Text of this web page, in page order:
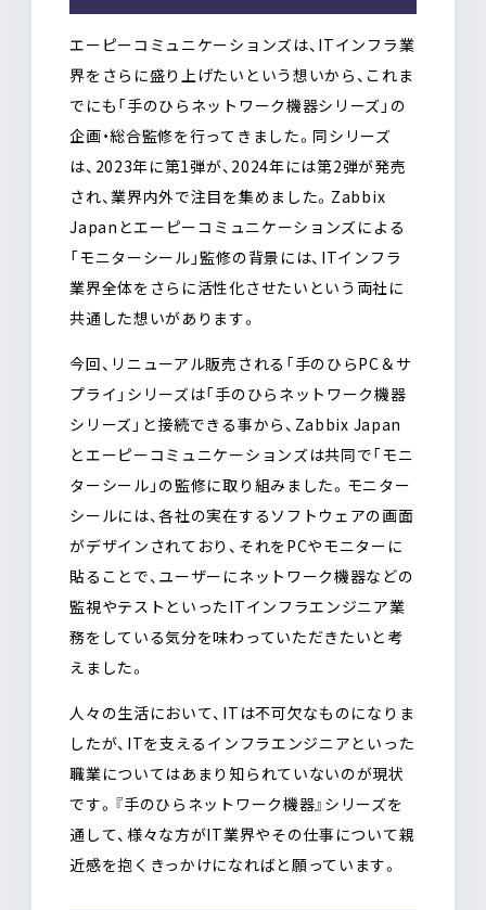
エーピーコミュニケーションズは、ITインフラ業
界をさらに盛り上げたいという想いから、これま
でにも「手のひらネットワーク機器シリーズ」の
企画・総合監修を行ってきました。同シリーズ
は、2023年に第1弾が、2024年には第2弾が発売
され、業界内外で注目を集めました。Zabbix
Japanとエーピーコミュニケーションズによる
「モニターシール」監修の背景には、ITインフラ
業界全体をさらに活性化させたいという両社に
共通した想いがあります。
今回、リニューアル販売される「手のひらPC＆サ
プライ」シリーズは「手のひらネットワーク機器
シリーズ」と接続できる事から、Zabbix Japan
とエーピーコミュニケーションズは共同で「モニ
ターシール」の監修に取り組みました。モニター
シールには、各社の実在するソフトウェアの画面
がデザインされており、それをPCやモニターに
貼ることで、ユーザーにネットワーク機器などの
監視やテストといったITインフラエンジニア業
務をしている気分を味わっていただきたいと考
えました。
人々の生活において、ITは不可欠なものになりま
したが、ITを支えるインフラエンジニアといった
職業についてはあまり知られていないのが現状
です。『手のひらネットワーク機器』シリーズを
通して、様々な方がIT業界やその仕事について親
近感を抱くきっかけになればと願っています。